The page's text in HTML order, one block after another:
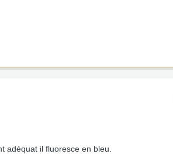
adéquat il fluoresce en bleu.